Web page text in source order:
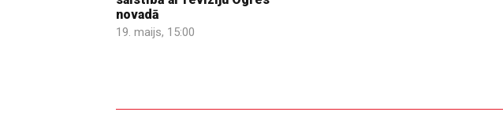
novadā
19. maijs, 15:00